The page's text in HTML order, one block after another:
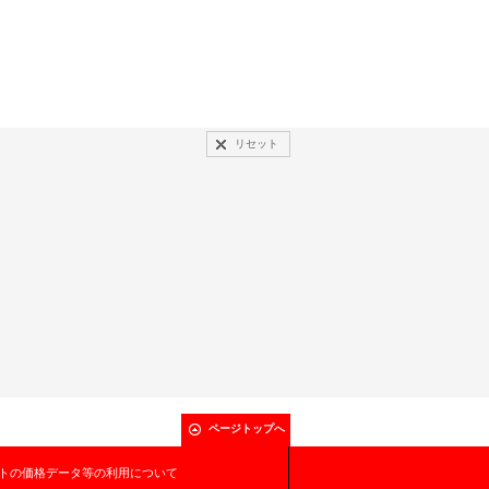
リセット
ページトップへ
の価格データ等の利用について